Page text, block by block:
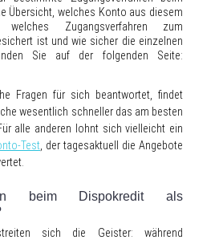
Übersicht, welches Konto aus diesem
Zugangsverfahren zum
ist und wie sicher die einzelnen
Sie auf der folgenden Seite:
Fragen für sich beantwortet, findet
wesentlich schneller das am besten
alle anderen lohnt sich vielleicht ein
Test , der tagesaktuell die Angebote
beim Dispokredit als
sich die Geister: während